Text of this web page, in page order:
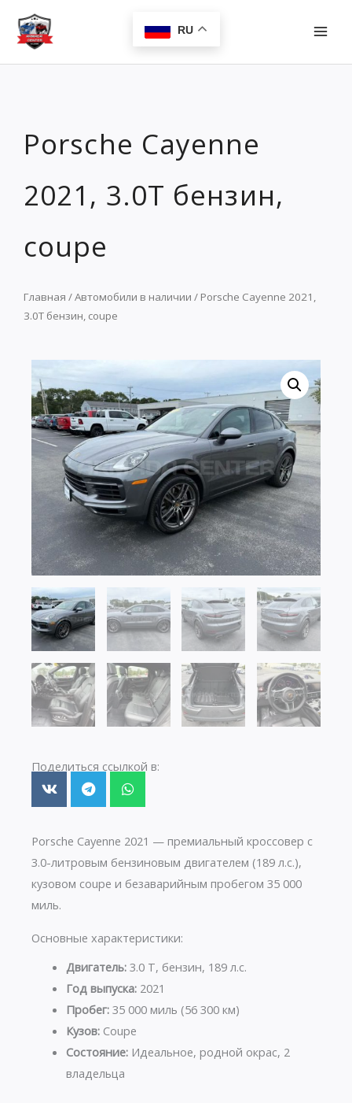
Перейти
содержимому
RU
Porsche Cayenne
2021, 3.0Т бензин,
coupe
Главная /Автомобили в наличии / Porsche Cayenne 2021,
3.0Т бензин, coupe
Поделиться ссылкой в:
Porsche Cayenne 2021 — премиальный кроссовер с
3.0-литровым бензиновым двигателем (189 л.с.),
кузовом coupe и безаварийным пробегом 35 000
миль.
Основные характеристики:
Двигатель:3.0 Т, бензин, 189 л.с.
Год выпуска:2021
Пробег:35 000 миль (56 300 км)
Кузов:Coupe
Состояние:Идеальное, родной окрас, 2
владельца